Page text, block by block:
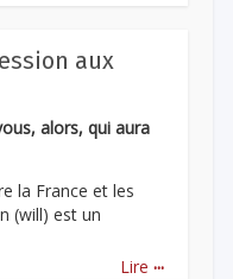
aux
alors, qui aura
la France et les
(will) est un
Lire ...